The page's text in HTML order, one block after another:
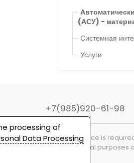
(АСУ) -
Системная
Услуги
Medicine/
Show / Hide
Show / Hide
+7(985)920-61-98
A link to the resource is
the site is for informational purposes
processing of
Data Processing